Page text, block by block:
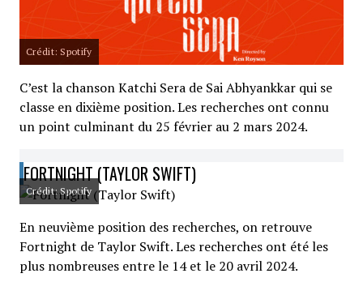
Crédit: Spotify
C’est la chanson Katchi Sera de Sai Abhyankkar qui se
classe en dixième position. Les recherches ont connu
un point culminant du 25 février au 2 mars 2024.
FORTNIGHT (TAYLOR SWIFT)
Crédit: Spotify
En neuvième position des recherches, on retrouve
Fortnight de Taylor Swift. Les recherches ont été les
plus nombreuses entre le 14 et le 20 avril 2024.